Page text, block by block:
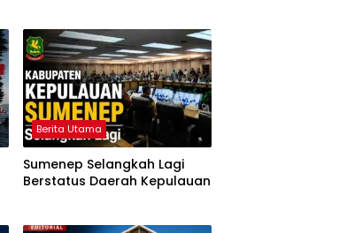
Berita Utama
Sumenep Selangkah Lagi
Berstatus Daerah Kepulauan